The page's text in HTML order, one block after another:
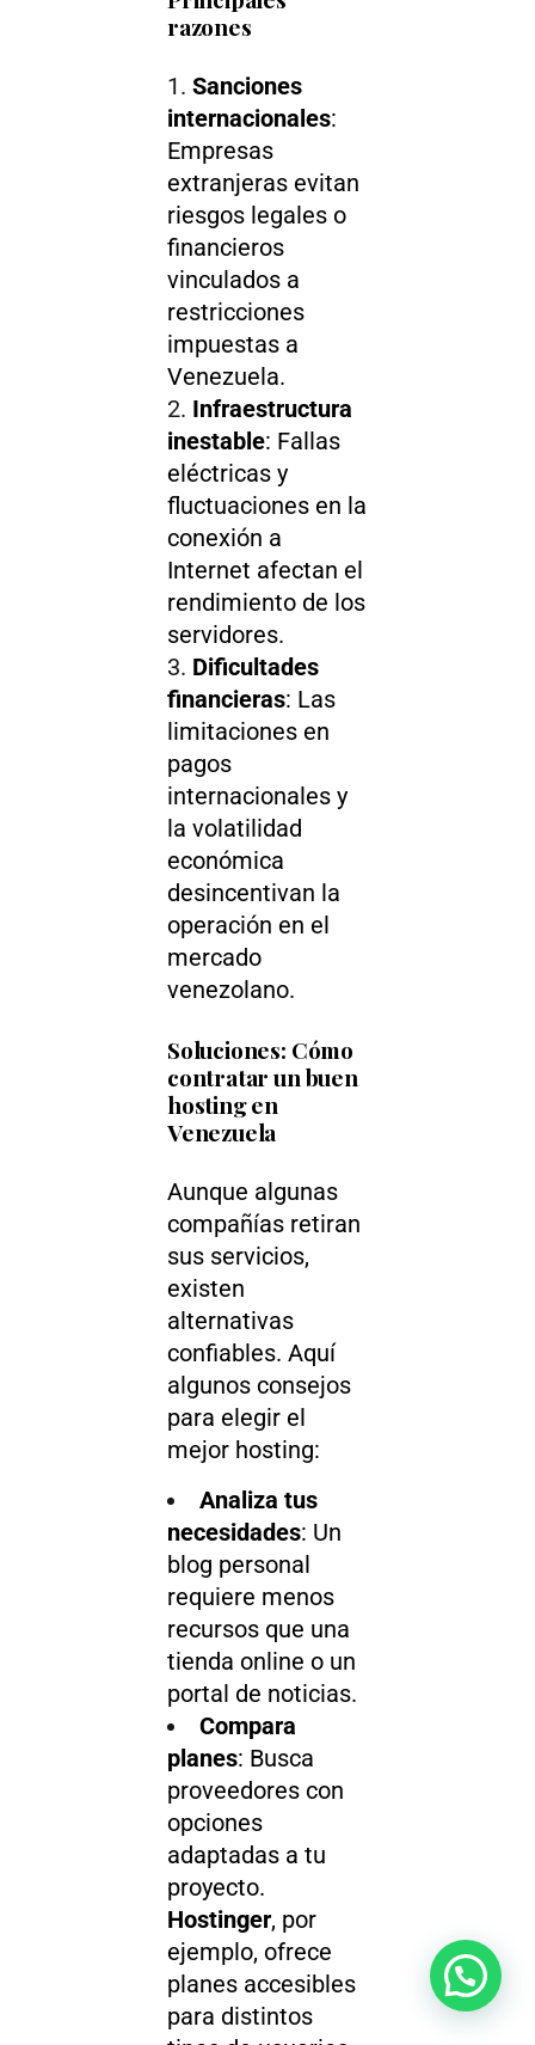
razones
Sanciones
internacionales:
Empresas
extranjeras evitan
riesgos legales o
financieros
vinculados a
restricciones
impuestas a
Venezuela.
Infraestructura
inestable: Fallas
eléctricas y
fluctuaciones en la
conexión a
Internet afectan el
rendimiento de los
servidores.
Dificultades
financieras: Las
limitaciones en
pagos
internacionales y
la volatilidad
económica
desincentivan la
operación en el
mercado
venezolano.
Soluciones: Cómo
contratar un buen
hosting en
Venezuela
Aunque algunas
compañías retiran
sus servicios,
existen
alternativas
confiables. Aquí
algunos consejos
para elegir el
mejor hosting:
Analiza tus
necesidades: Un
blog personal
requiere menos
recursos que una
tienda online o un
portal de noticias.
Compara
planes: Busca
proveedores con
opciones
adaptadas a tu
proyecto.
Hostinger, por
ejemplo, ofrece
planes accesibles
para distintos
¿Necesitas ayuda?